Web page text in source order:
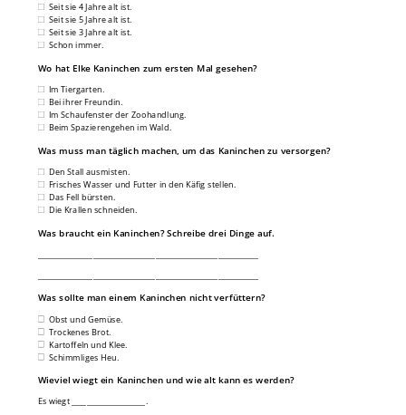
Seit sie 4 Jahre alt ist.
Seit sie 5 Jahre alt ist.
Seit sie 3 Jahre alt ist.
Schon immer.
Wo hat Elke Kaninchen zum ersten Mal gesehen?
Im Tiergarten.
Bei ihrer Freundin.
Im Schaufenster der Zoohandlung.
Beim Spazierengehen im Wald.
Was muss man täglich machen, um das Kaninchen zu versorgen?
Den Stall ausmisten.
Frisches Wasser und Futter in den Käfig stellen.
Das Fell bürsten.
Die Krallen schneiden.
Was braucht ein Kaninchen? Schreibe drei Dinge auf.
Was sollte man einem Kaninchen nicht verfüttern?
Obst und Gemüse.
Trockenes Brot.
Kartoffeln und Klee.
Schimmliges Heu.
Wieviel wiegt ein Kaninchen und wie alt kann es werden?
Es wiegt ____________________.